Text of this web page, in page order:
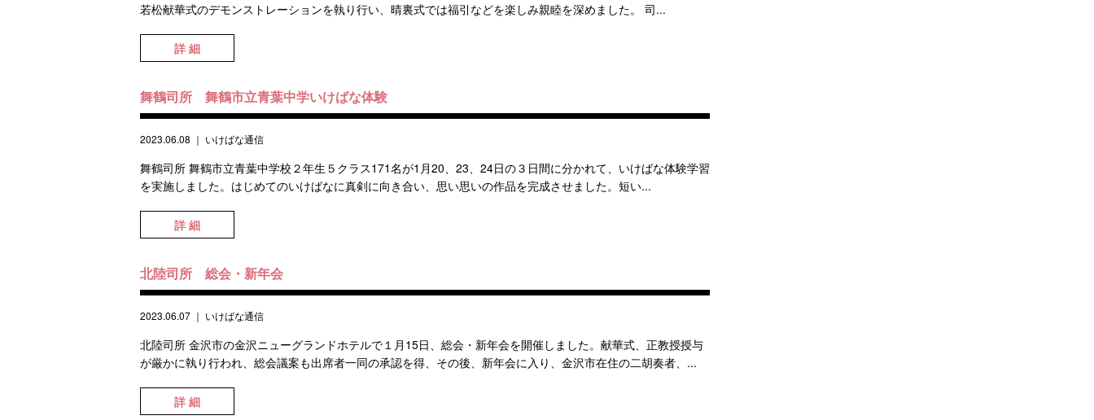
若松献華式のデモンストレーションを執り行い、晴裏式では福引などを楽しみ親睦を深めました。 司...
詳 細
舞鶴司所 舞鶴市立青葉中学いけばな体験
2023.06.08 ｜ いけばな通信
舞鶴司所 舞鶴市立青葉中学校２年生５クラス171名が1月20、23、24日の３日間に分かれて、いけばな体験学習
を実施しました。はじめてのいけばなに真剣に向き合い、思い思いの作品を完成させました。短い...
詳 細
北陸司所 総会・新年会
2023.06.07 ｜ いけばな通信
北陸司所 金沢市の金沢ニューグランドホテルで１月15日、総会・新年会を開催しました。献華式、正教授授与
が厳かに執り行われ、総会議案も出席者一同の承認を得、その後、新年会に入り、金沢市在住の二胡奏者、...
詳 細